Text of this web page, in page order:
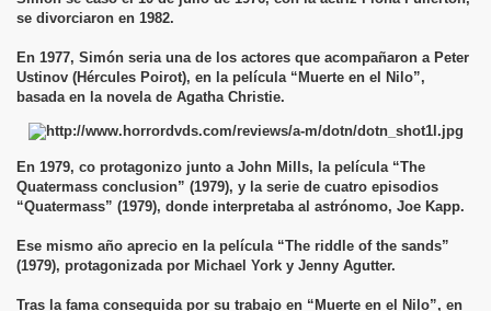
se divorciaron en 1982.
En 1977, Simón seria una de los actores que acompañaron a Peter
Ustinov (Hércules Poirot), en la película “Muerte en el Nilo”,
basada en la novela de Agatha Christie.
En 1979, co protagonizo junto a John Mills, la película “The
Quatermass conclusion” (1979), y la serie de cuatro episodios
“Quatermass” (1979), donde interpretaba al astrónomo, Joe Kapp.
Ese mismo año aprecio en la película “The riddle of the sands”
(1979), protagonizada por Michael York y Jenny Agutter.
Tras la fama conseguida por su trabajo en “Muerte en el Nilo”, en